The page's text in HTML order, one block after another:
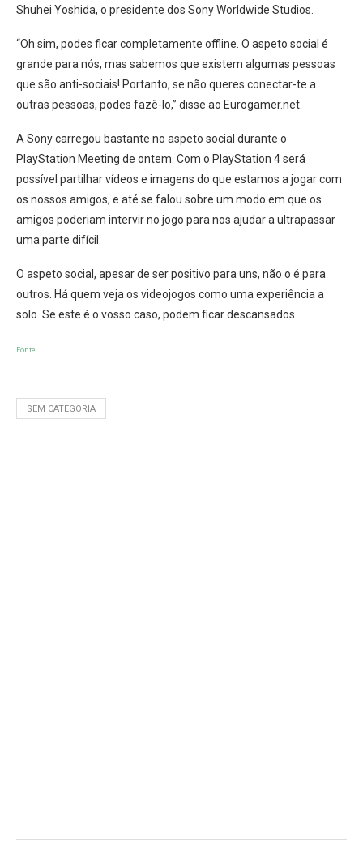
Shuhei Yoshida, o presidente dos Sony Worldwide Studios.
“Oh sim, podes ficar completamente offline. O aspeto social é
grande para nós, mas sabemos que existem algumas pessoas
que são anti-sociais! Portanto, se não queres conectar-te a
outras pessoas, podes fazê-lo,” disse ao Eurogamer.net.
A Sony carregou bastante no aspeto social durante o
PlayStation Meeting de ontem. Com o PlayStation 4 será
possível partilhar vídeos e imagens do que estamos a jogar com
os nossos amigos, e até se falou sobre um modo em que os
amigos poderiam intervir no jogo para nos ajudar a ultrapassar
uma parte difícil.
O aspeto social, apesar de ser positivo para uns, não o é para
outros. Há quem veja os videojogos como uma experiência a
solo. Se este é o vosso caso, podem ficar descansados.
Fonte
SEM CATEGORIA